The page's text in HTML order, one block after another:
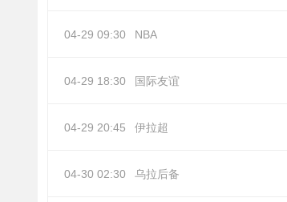
04-29 09:30 NBA
04-29 18:30 国际友谊
04-29 20:45 伊拉超
04-30 02:30 乌拉后备